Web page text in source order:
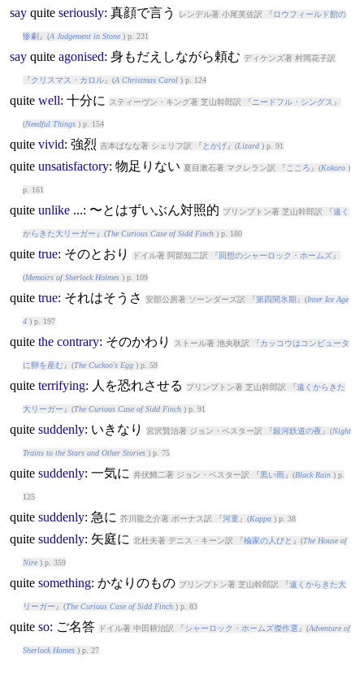
say quite seriously: 真顔で言う レンデル著 小尾芙佐訳 『 ロウフィールド館の
惨劇 』(A Judgement in Stone) p. 231
say quite agonised: 身もだえしながら頼む ディケンズ著 村岡花子訳
『 クリスマス・カロル』(A Christmas Carol) p. 124
quite well: 十分に スティーヴン・キング著 芝山幹郎訳 『 ニードフル・シングス 』
(Needful Things) p. 154
quite vivid: 強烈 吉本ばなな著 シェリフ訳 『 とかげ 』(Lizard) p. 91
quite unsatisfactory: 物足りない 夏目漱石著 マクレラン訳 『 こころ 』(Kokoro)
p. 161
quite unlike...: 〜とはずいぶん対照的 プリンプトン著 芝山幹郎訳 『遠く
からきた大リーガー 』(The Curious Case of Sidd Finch) p. 180
quite true: そのとおり ドイル著 阿部知二訳 『 回想のシャーロック・ホームズ 』
(Memoirs of Sherlock Holmes) p. 109
quite true: それはそうさ 安部公房著 ソーンダーズ訳 『第四間氷期 』(Inter Ice Age
4) p. 197
quite the contrary: そのかわり ストール著 池央耿訳 『 カッコウはコンピュータ
に卵を産む』(The Cuckoo's Egg) p. 59
quite terrifying: 人を恐れさせる プリンプトン著 芝山幹郎訳 『遠くからきた
大リーガー 』(The Curious Case of Sidd Finch) p. 91
quite suddenly: いきなり 宮沢賢治著 ジョン・ベスター訳 『銀河鉄道の夜 』(Night
Trains to the Stars and Other Stories) p. 75
quite suddenly: 一気に 井伏鱒二著 ジョン・ベスター訳 『黒い雨 』(Black Rain) p.
125
quite suddenly: 急に 芥川龍之介著 ボーナス訳 『河童』(Kappa) p. 38
quite suddenly: 矢庭に 北杜夫著 デニス・キーン訳 『楡家の人びと 』(The House of
Nire) p. 359
quite something: かなりのもの プリンプトン著 芝山幹郎訳 『遠くからきた大
リーガー 』(The Curious Case of Sidd Finch) p. 83
quite so: ご名答 ドイル著 中田耕治訳 『 シャーロック・ホームズ傑作選 』(Adventure of
Sherlock Homes) p. 27